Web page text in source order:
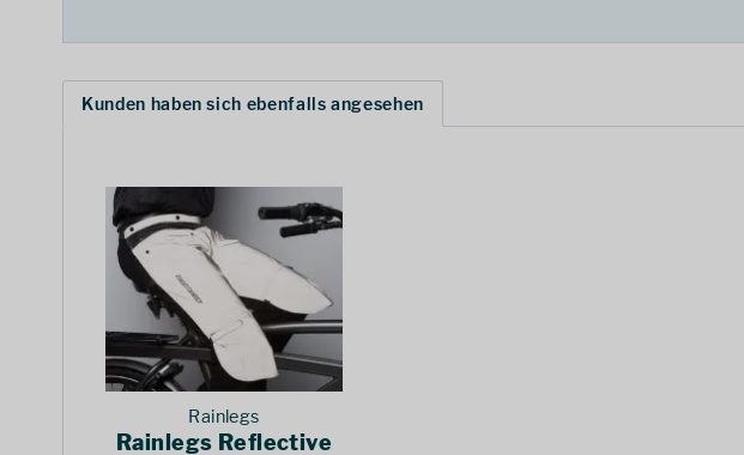
Kunden haben sich ebenfalls angesehen
Rainlegs
Rainlegs Reflective